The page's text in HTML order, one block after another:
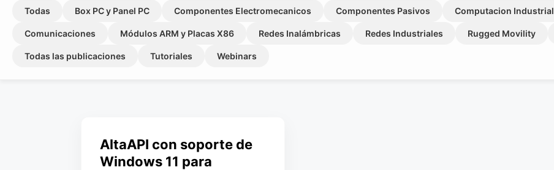
Todas Box PC y Panel PC Componentes Electromecanicos Componentes Pasivos Computacion Industrial
Comunicaciones Módulos ARM y Placas X86 Redes Inalámbricas Redes Industriales Rugged Movility
Todas las publicaciones Tutoriales Webinars
AltaAPI con soporte de
Windows 11 para